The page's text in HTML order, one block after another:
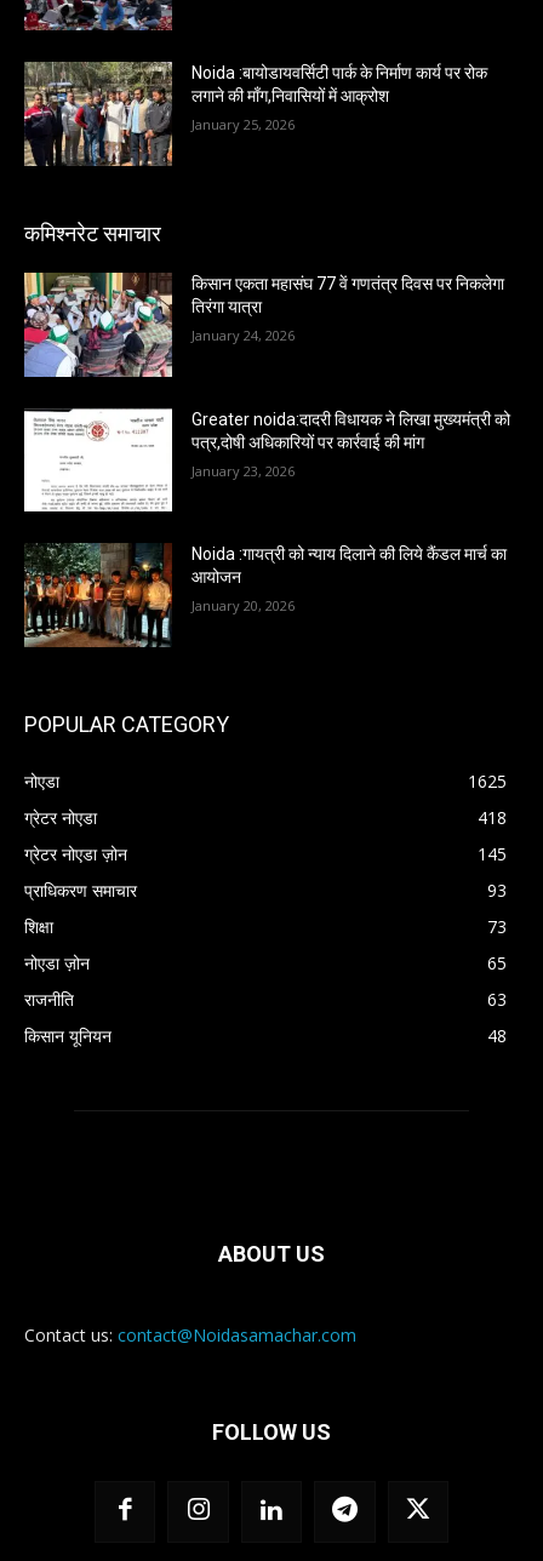
Noida :बायोडायवर्सिटी पार्क के निर्माण कार्य पर रोक
लगाने की माँग,निवासियों में आक्रोश
January 25, 2026
कमिश्नरेट समाचार
किसान एकता महासंघ 77 वें गणतंत्र दिवस पर निकलेगा
तिरंगा यात्रा
January 24, 2026
Greater noida:दादरी विधायक ने लिखा मुख्यमंत्री को
पत्र,दोषी अधिकारियों पर कार्रवाई की मांग
January 23, 2026
Noida :गायत्री को न्याय दिलाने की लिये कैंडल मार्च का
आयोजन
January 20, 2026
POPULAR CATEGORY
नोएडा
1625
ग्रेटर नोएडा
418
ग्रेटर नोएडा ज़ोन
145
प्राधिकरण समाचार
93
शिक्षा
73
नोएडा ज़ोन
65
राजनीति
63
किसान यूनियन
48
ABOUT US
Contact us: contact@Noidasamachar.com
FOLLOW US